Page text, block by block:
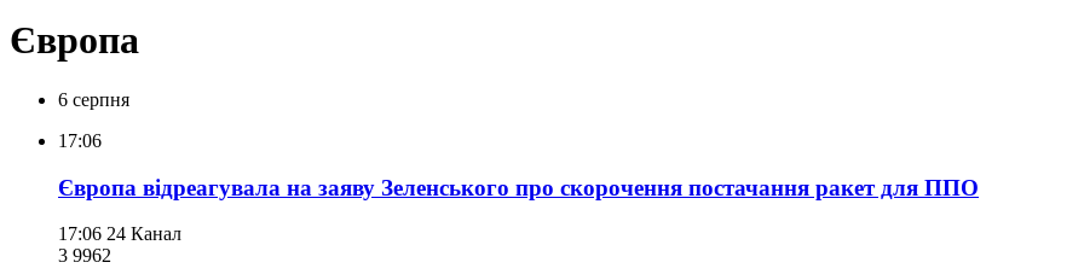
Європа
6 серпня
17:06
Європа відреагувала на заяву Зеленського про скорочення постачання ракет для ППО
17:06 24 Канал
3 9962